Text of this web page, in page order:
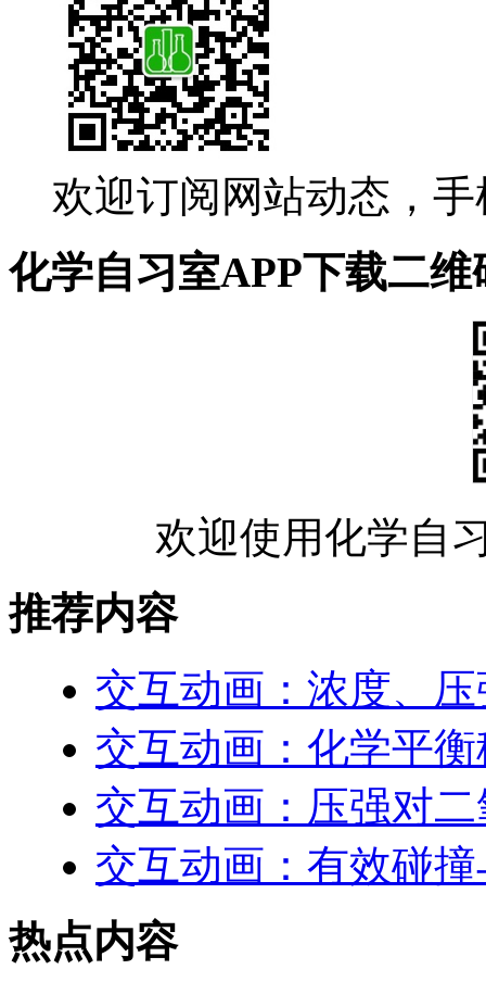
欢迎订阅网站动态，
化学自习室APP下载二维
欢迎使用化学自
推荐内容
交互动画：浓度、
交互动画：化学平
交互动画：压强对
交互动画：有效碰
热点内容